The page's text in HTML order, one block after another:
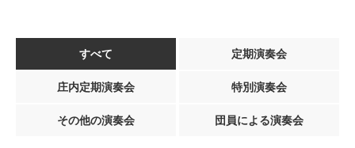
すべて 定期演奏会
庄内定期演奏会 特別演奏会
その他の演奏会 団員による演奏会